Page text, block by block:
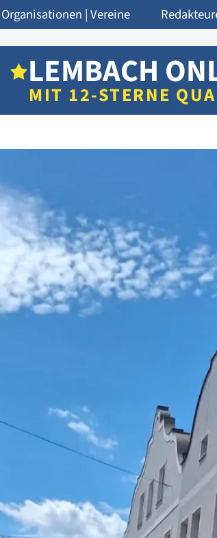
Organisationen | Vereine
LEMBACH
MIT 12-STERNE